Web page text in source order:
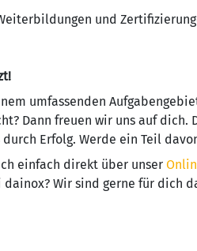
und
umfassenden
Dann freuen wir uns auf
Erfolg. Werde ein Teil
einfach direkt über unser
Wir sind gerne für dich